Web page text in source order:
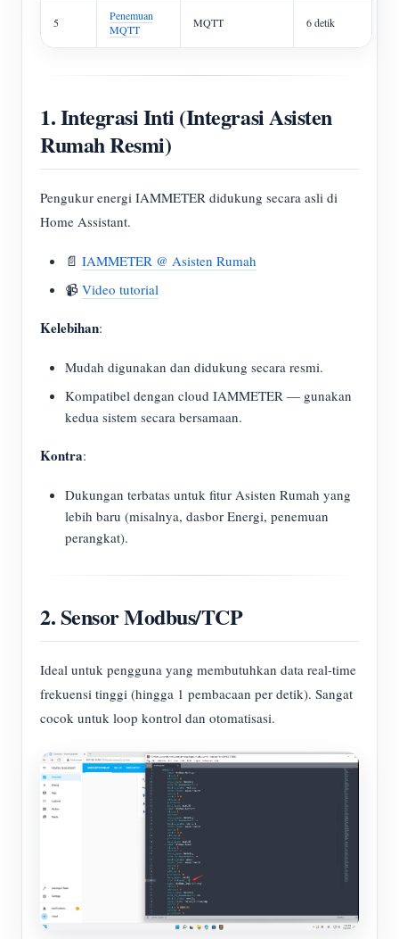
5
Penemuan
MQTT
MQTT 6 detik
1. Integrasi Inti (Integrasi Asisten
Rumah Resmi)
Pengukur energi IAMMETER didukung secara asli di
Home Assistant.
📄 IAMMETER @ Asisten Rumah
📹 Video tutorial
Kelebihan:
Mudah digunakan dan didukung secara resmi.
Kompatibel dengan cloud IAMMETER — gunakan
kedua sistem secara bersamaan.
Kontra:
Dukungan terbatas untuk fitur Asisten Rumah yang
lebih baru (misalnya, dasbor Energi, penemuan
perangkat).
2. Sensor Modbus/TCP
Ideal untuk pengguna yang membutuhkan data real-time
frekuensi tinggi (hingga 1 pembacaan per detik). Sangat
cocok untuk loop kontrol dan otomatisasi.